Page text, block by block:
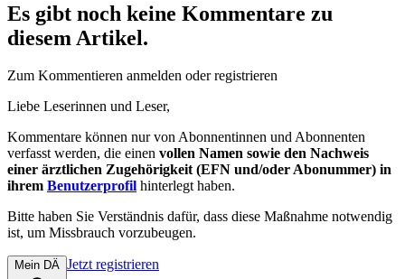
Es gibt noch keine Kommentare zu
diesem Artikel.
Zum Kommentieren anmelden oder registrieren
Liebe Leserinnen und Leser,
Kommentare können nur von Abonnentinnen und Abonnenten
verfasst werden, die einen vollen Namen sowie den Nachweis
einer ärztlichen Zugehörigkeit (EFN und/oder Abonummer) in
ihrem Benutzerprofil hinterlegt haben.
Bitte haben Sie Verständnis dafür, dass diese Maßnahme notwendig
ist, um Missbrauch vorzubeugen.
Mein DÄ Jetzt registrieren